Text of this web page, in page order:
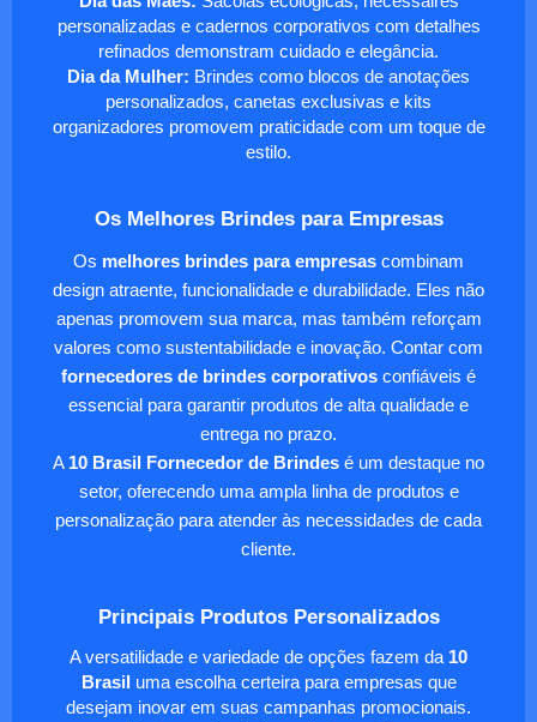
personalizadas e cadernos corporativos com detalhes
refinados demonstram cuidado e elegância.
Dia da Mulher: Brindes como blocos de anotações
personalizados, canetas exclusivas e kits
organizadores promovem praticidade com um toque de
estilo.
Os Melhores Brindes para Empresas
Os melhores brindes para empresas combinam
design atraente, funcionalidade e durabilidade. Eles não
apenas promovem sua marca, mas também reforçam
valores como sustentabilidade e inovação. Contar com
fornecedores de brindes corporativos confiáveis é
essencial para garantir produtos de alta qualidade e
entrega no prazo.
A 10 Brasil Fornecedor de Brindes é um destaque no
setor, oferecendo uma ampla linha de produtos e
personalização para atender às necessidades de cada
cliente.
Principais Produtos Personalizados
A versatilidade e variedade de opções fazem da 10
Brasil uma escolha certeira para empresas que
desejam inovar em suas campanhas promocionais.